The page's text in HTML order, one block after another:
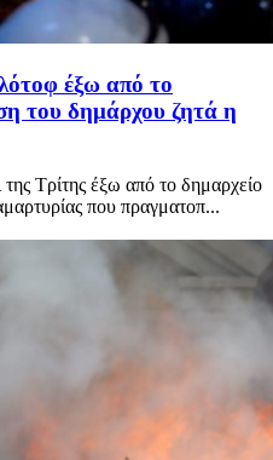
έξω από το
του δημάρχου ζητά η
Τρίτης έξω από το δημαρχείο
που πραγματοπ...